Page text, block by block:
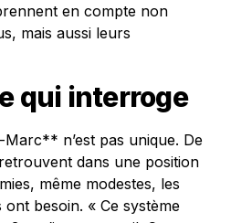
en compte non
mais aussi leurs
qui interroge
n’est pas unique. De
dans une position
même modestes, les
ont besoin. « Ce système